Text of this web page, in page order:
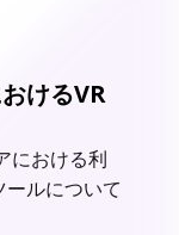
けるVR
における利
ルについて